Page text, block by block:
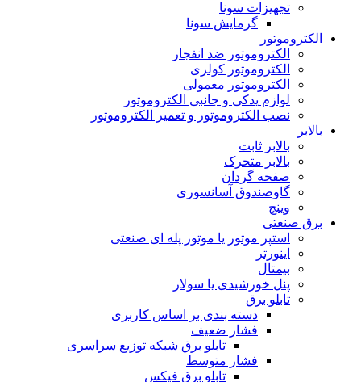
تجهیزات سونا
گرمایش سونا
الکتروموتور
الکتروموتور ضد انفجار
الکتروموتور کولری
الکتروموتور معمولی
لوازم یدکی و جانبی الکتروموتور
نصب الکتروموتور و تعمیر الکتروموتور
بالابر
بالابر ثابت
بالابر متحرک
صفحه گردان
گاوصندوق آسانسوری
وینچ
برق صنعتی
استپر موتور یا موتور پله ای صنعتی
اینورتر
بیمتال
پنل خورشیدی یا سولار
تابلو برق
دسته بندی بر اساس کاربری
فشار ضعیف
تابلو برق شبکه توزیع سراسری
فشار متوسط
تابلو برق فیکس